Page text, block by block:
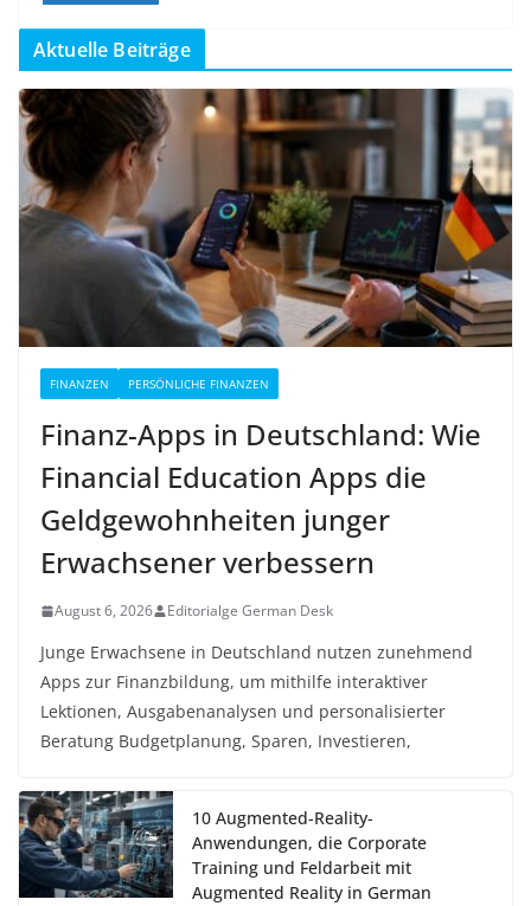
Aktuelle Beiträge
FINANZEN PERSÖNLICHE FINANZEN
Finanz-Apps in Deutschland: Wie
Financial Education Apps die
Geldgewohnheiten junger
Erwachsener verbessern
August 6, 2026 Editorialge German Desk
Junge Erwachsene in Deutschland nutzen zunehmend
Apps zur Finanzbildung, um mithilfe interaktiver
Lektionen, Ausgabenanalysen und personalisierter
Beratung Budgetplanung, Sparen, Investieren,
10 Augmented-Reality-
Anwendungen, die Corporate
Training und Feldarbeit mit
Augmented Reality in German